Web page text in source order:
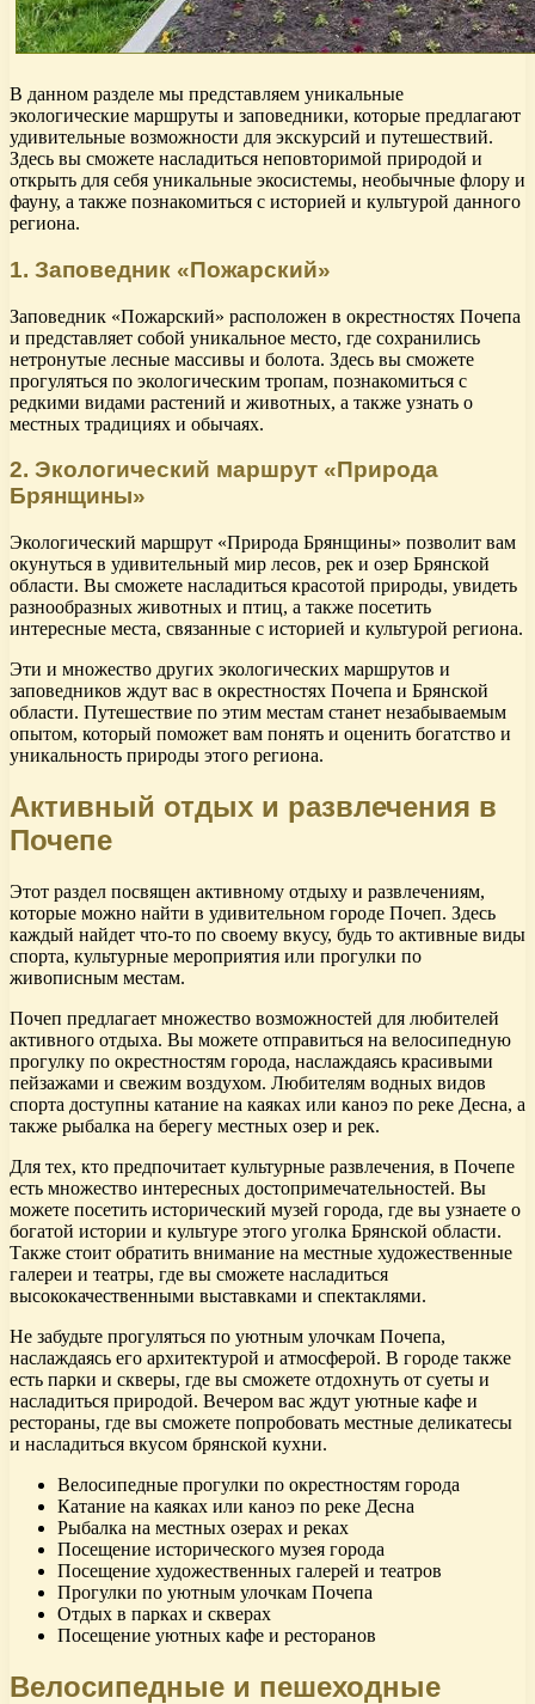
В данном разделе мы представляем уникальные
экологические маршруты и заповедники, которые предлагают
удивительные возможности для экскурсий и путешествий.
Здесь вы сможете насладиться неповторимой природой и
открыть для себя уникальные экосистемы, необычные флору и
фауну, а также познакомиться с историей и культурой данного
региона.
1. Заповедник «Пожарский»
Заповедник «Пожарский» расположен в окрестностях Почепа
и представляет собой уникальное место, где сохранились
нетронутые лесные массивы и болота. Здесь вы сможете
прогуляться по экологическим тропам, познакомиться с
редкими видами растений и животных, а также узнать о
местных традициях и обычаях.
2. Экологический маршрут «Природа
Брянщины»
Экологический маршрут «Природа Брянщины» позволит вам
окунуться в удивительный мир лесов, рек и озер Брянской
области. Вы сможете насладиться красотой природы, увидеть
разнообразных животных и птиц, а также посетить
интересные места, связанные с историей и культурой региона.
Эти и множество других экологических маршрутов и
заповедников ждут вас в окрестностях Почепа и Брянской
области. Путешествие по этим местам станет незабываемым
опытом, который поможет вам понять и оценить богатство и
уникальность природы этого региона.
Активный отдых и развлечения в
Почепе
Этот раздел посвящен активному отдыху и развлечениям,
которые можно найти в удивительном городе Почеп. Здесь
каждый найдет что-то по своему вкусу, будь то активные виды
спорта, культурные мероприятия или прогулки по
живописным местам.
Почеп предлагает множество возможностей для любителей
активного отдыха. Вы можете отправиться на велосипедную
прогулку по окрестностям города, наслаждаясь красивыми
пейзажами и свежим воздухом. Любителям водных видов
спорта доступны катание на каяках или каноэ по реке Десна, а
также рыбалка на берегу местных озер и рек.
Для тех, кто предпочитает культурные развлечения, в Почепе
есть множество интересных достопримечательностей. Вы
можете посетить исторический музей города, где вы узнаете о
богатой истории и культуре этого уголка Брянской области.
Также стоит обратить внимание на местные художественные
галереи и театры, где вы сможете насладиться
высококачественными выставками и спектаклями.
Не забудьте прогуляться по уютным улочкам Почепа,
наслаждаясь его архитектурой и атмосферой. В городе также
есть парки и скверы, где вы сможете отдохнуть от суеты и
насладиться природой. Вечером вас ждут уютные кафе и
рестораны, где вы сможете попробовать местные деликатесы
и насладиться вкусом брянской кухни.
Велосипедные прогулки по окрестностям города
Катание на каяках или каноэ по реке Десна
Рыбалка на местных озерах и реках
Посещение исторического музея города
Посещение художественных галерей и театров
Прогулки по уютным улочкам Почепа
Отдых в парках и скверах
Посещение уютных кафе и ресторанов
Велосипедные и пешеходные